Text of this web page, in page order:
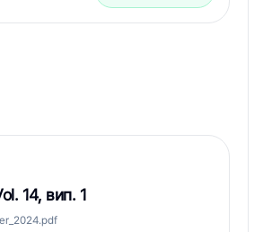
14, вип. 1